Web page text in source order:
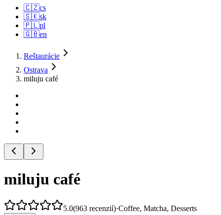
🇨🇿cs
🇸🇰sk
🇵🇱pl
🇬🇧en
Reštaurácie
Ostrava
miluju café
miluju café
5.0(963 recenzií)·Coffee, Matcha, Desserts